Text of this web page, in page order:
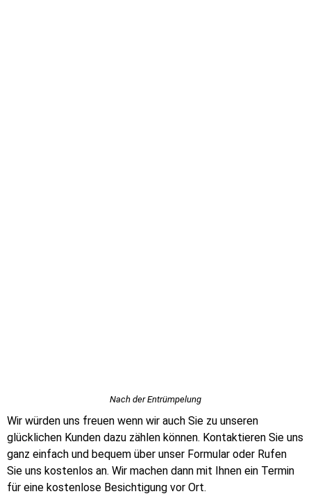
Nach der Entrümpelung
Wir würden uns freuen wenn wir auch Sie zu unseren
glücklichen Kunden dazu zählen können. Kontaktieren Sie uns
ganz einfach und bequem über unser Formular oder Rufen
Sie uns kostenlos an. Wir machen dann mit Ihnen ein Termin
für eine kostenlose Besichtigung vor Ort.